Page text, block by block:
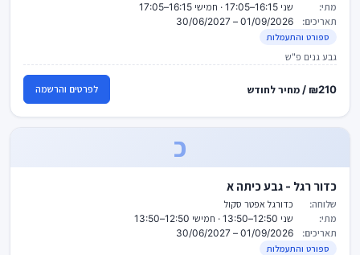
מתי:
שני 16:15–17:05 · חמישי 16:15–17:05
תאריכים:
01/09/2026 – 30/06/2027
ספורט והתעמלות
גבע גנים פ"ש
₪210 / מחיר לחודש לפרטים והרשמה
כ
כדור רגל - גבע כיתה א
שלוחה:
כדורגל אפטר סקול
מתי:
שני 12:50–13:50 · חמישי 12:50–13:50
תאריכים:
01/09/2026 – 30/06/2027
ספורט והתעמלות